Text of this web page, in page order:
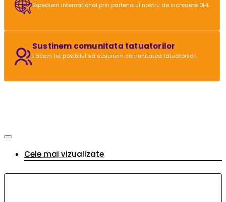
Expediem international prin partenerul nostru de incredere DHL
Sustinem comunitata tatuatorilor
Facem tot posibilul sa sustinem comunitatea tatuatorilor.
Cele mai vizualizate